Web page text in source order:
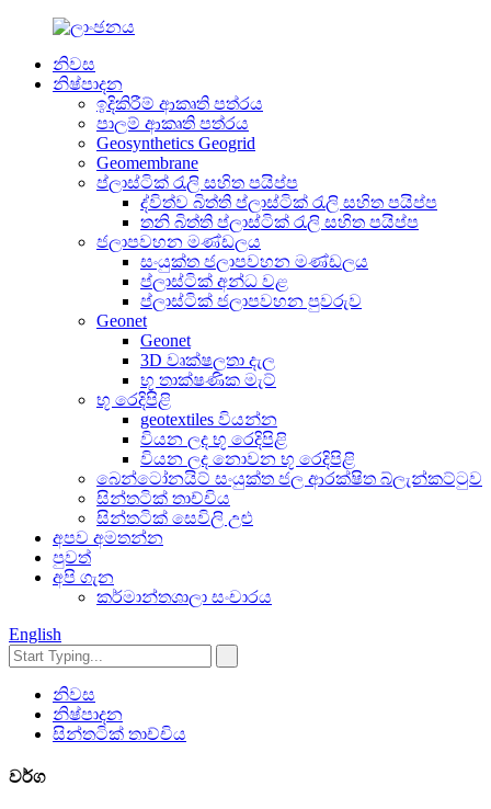
නිවස
නිෂ්පාදන
ඉදිකිරීම් ආකෘති පත්රය
පාලම් ආකෘති පත්රය
Geosynthetics Geogrid
Geomembrane
ප්ලාස්ටික් රැලි සහිත පයිප්ප
ද්විත්ව බිත්ති ප්ලාස්ටික් රැලි සහිත පයිප්ප
තනි බිත්ති ප්ලාස්ටික් රැලි සහිත පයිප්ප
ජලාපවහන මණ්ඩලය
සංයුක්ත ජලාපවහන මණ්ඩලය
ප්ලාස්ටික් අන්ධ වළ
ප්ලාස්ටික් ජලාපවහන පුවරුව
Geonet
Geonet
3D වෘක්ෂලතා දැල
භූ තාක්ෂණික මැට්
භූ රෙදිපිළි
geotextiles වියන්න
වියන ලද භූ රෙදිපිළි
වියන ලද නොවන භූ රෙදිපිළි
බෙන්ටෝනයිට් සංයුක්ත ජල ආරක්ෂිත බ්ලැන්කට්ටුව
සින්තටික් තාච්චිය
සින්තටික් සෙවිලි උළු
අපව අමතන්න
පුවත්
අපි ගැන
කර්මාන්තශාලා සංචාරය
English
නිවස
නිෂ්පාදන
සින්තටික් තාච්චිය
වර්ග